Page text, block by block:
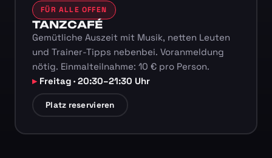
FÜR ALLE OFFEN
TANZCAFÉ
Gemütliche Auszeit mit Musik, netten Leuten
und Trainer-Tipps nebenbei. Voranmeldung
nötig. Einmalteilnahme: 10 € pro Person.
Freitag · 20:30–21:30 Uhr
Platz reservieren